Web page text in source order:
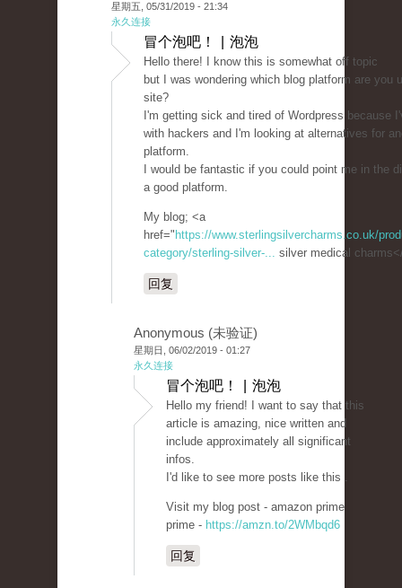
星期五, 05/31/2019 - 21:34
永久连接
冒个泡吧！ | 泡泡
Hello there! I know this is somewhat off topic
but I was wondering which blog platform are you
site?
I'm getting sick and tired of Wordpress because
with hackers and I'm looking at alternatives for
platform.
I would be fantastic if you could point me in the
a good platform.
My blog; <a
href=" https://www.sterlingsilvercharms.co.uk/
category/sterling-silver-... silver medical
回复
Anonymous (未验证)
星期日, 06/02/2019 - 01:27
永久连接
冒个泡吧！ | 泡泡
Hello my friend! I want to say that this
article is amazing, nice written and
include approximately all significant
infos.
I'd like to see more posts like this .
Visit my blog post - amazon prime
prime - https://amzn.to/2WMbqd6
回复